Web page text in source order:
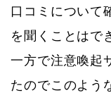
口コミについて
を聞くことはで
一方で注意喚起
たのでこのよう